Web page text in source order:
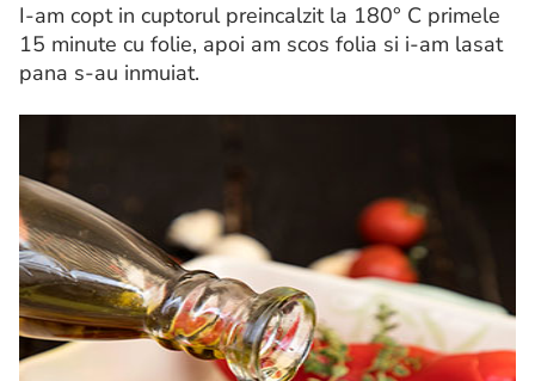
I-am copt in cuptorul preincalzit la 180° C primele
15 minute cu folie, apoi am scos folia si i-am lasat
pana s-au inmuiat.